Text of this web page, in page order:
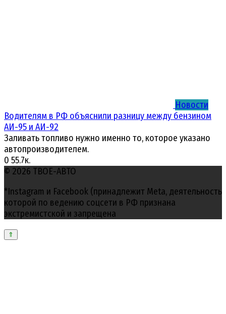
Новости
Водителям в РФ объяснили разницу между бензином
АИ-95 и АИ-92
Заливать топливо нужно именно то, которое указано
автопроизводителем.
0 55.7к.
© 2026 ТВОЕ-АВТО
*Instagram и Facebook (принадлежит Meta, деятельность
которой по ведению соцсети в РФ признана
экстремистской и запрещена